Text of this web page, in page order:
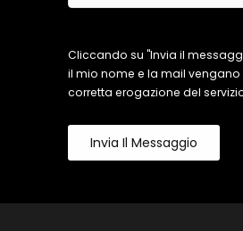
Cliccando su "Invia il
il mio nome e la mail vengano
corretta erogazione del
Invia Il Messaggio